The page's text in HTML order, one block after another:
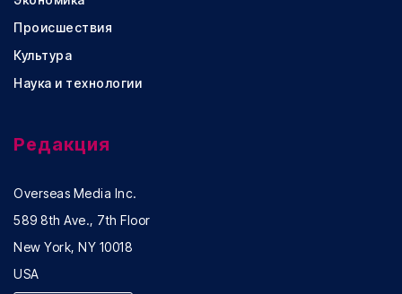
Происшествия
Культура
Наука и технологии
Редакция
Overseas Media Inc.
589 8th Ave., 7th Floor
New York, NY 10018
USA